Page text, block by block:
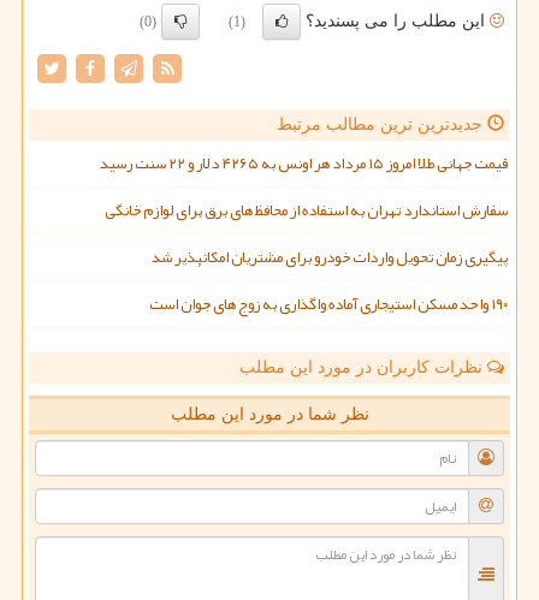
این مطلب را می پسندید؟ (1)
(0)
جدیدترین ترین مطالب مرتبط
قیمت جهانی طلا امروز ۱۵ مرداد هر اونس به ۴۲۶۵ دلار و ۲۲ سنت رسید
سفارش استاندارد تهران به استفاده از محافظ های برق برای لوازم خانگی
پیگیری زمان تحویل واردات خودرو برای مشتریان امکانپذیر شد
۱۹۰ واحد مسکن استیجاری آماده واگذاری به زوج های جوان است
نظرات کاربران در مورد این مطلب
نظر شما در مورد این مطلب